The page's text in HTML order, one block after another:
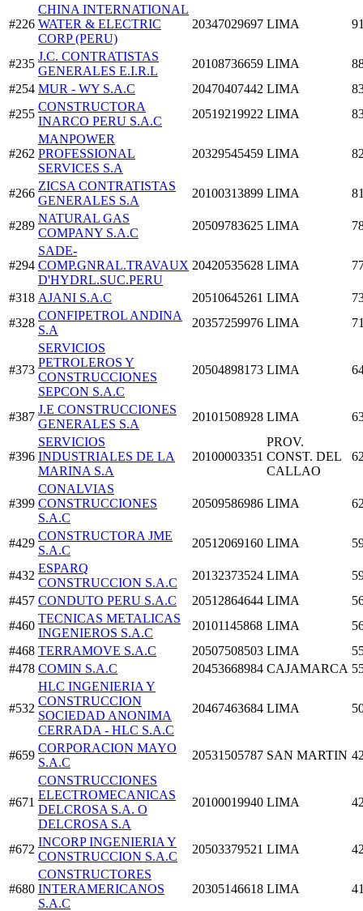
#226
CHINA INTERNATIONAL
WATER & ELECTRIC
CORP (PERU)
20347029697 LIMA
#235
J.C. CONTRATISTAS
GENERALES E.I.R.L
20108736659 LIMA
#254 MUR - WY S.A.C 20470407442 LIMA
#255
CONSTRUCTORA
INARCO PERU S.A.C
20519219922 LIMA
#262
MANPOWER
PROFESSIONAL
SERVICES S.A
20329545459 LIMA
#266
ZICSA CONTRATISTAS
GENERALES S.A
20100313899 LIMA
#289
NATURAL GAS
COMPANY S.A.C
20509783625 LIMA
#294
SADE-
COMP.GNRAL.TRAVAUX
D'HYDRL.SUC.PERU
20420535628 LIMA
#318 AJANI S.A.C 20510645261 LIMA
#328
CONFIPETROL ANDINA
S.A
20357259976 LIMA
#373
SERVICIOS
PETROLEROS Y
CONSTRUCCIONES
SEPCON S.A.C
20504898173 LIMA
#387
J.E CONSTRUCCIONES
GENERALES S.A
20101508928 LIMA
#396
SERVICIOS
INDUSTRIALES DE LA
MARINA S.A
20100003351
PROV.
CONST. DEL
CALLAO
#399
CONALVIAS
CONSTRUCCIONES
S.A.C
20509586986 LIMA
#429
CONSTRUCTORA JME
S.A.C
20512069160 LIMA
#432
ESPARQ
CONSTRUCCION S.A.C
20132373524 LIMA
#457 CONDUTO PERU S.A.C 20512864644 LIMA
#460
TECNICAS METALICAS
INGENIEROS S.A.C
20101145868 LIMA
#468 TERRAMOVE S.A.C 20507508503 LIMA
#478 COMIN S.A.C 20453668984 CAJAMARCA
#532
HLC INGENIERIA Y
CONSTRUCCION
SOCIEDAD ANONIMA
CERRADA - HLC S.A.C
20467463684 LIMA
#659
CORPORACION MAYO
S.A.C
20531505787 SAN MARTIN
#671
CONSTRUCCIONES
ELECTROMECANICAS
DELCROSA S.A. O
DELCROSA S.A
20100019940 LIMA
#672
INCORP INGENIERIA Y
CONSTRUCCION S.A.C
20503379521 LIMA
#680
CONSTRUCTORES
INTERAMERICANOS
S.A.C
20305146618 LIMA